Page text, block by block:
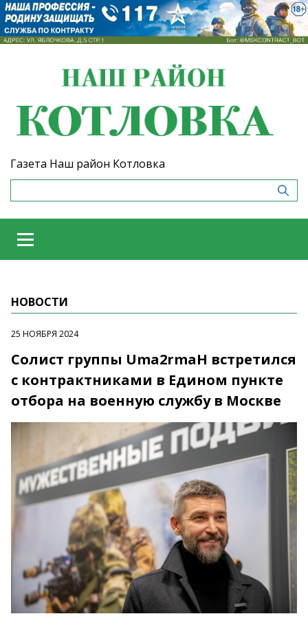
Газета Наш район Котловка
НОВОСТИ
25 НОЯБРЯ 2024
Солист группы Uma2rmaH встретился
с контрактниками в Едином пункте
отбора на военную службу в Москве